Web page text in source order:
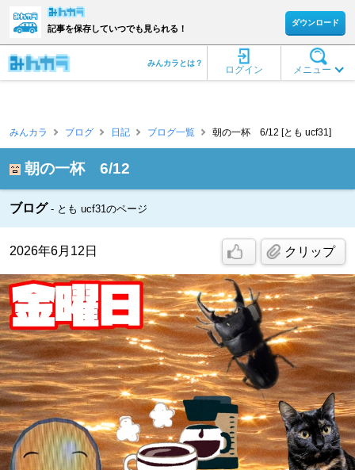
記事を保存していつでも見られる！
ダウンロード
メニュー
ログイン
みんカラとは？
みんカラ ブログ 日記 ブログ一覧 朝の一杯 6/12 [とも ucf31]
朝の一杯 6/12
ブログ とも ucf31のページ
2026年6月12日 クリップ